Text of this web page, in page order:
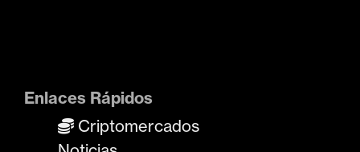
Enlaces Rápidos
Criptomercados